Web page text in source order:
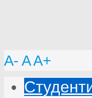
A- AA+